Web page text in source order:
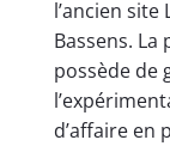
l’ancien
Bassens. La
possède de
d’affaire en